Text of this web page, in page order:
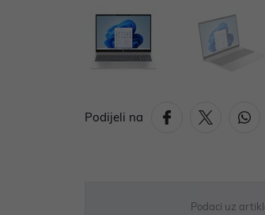
Podijeli na
Podaci uz